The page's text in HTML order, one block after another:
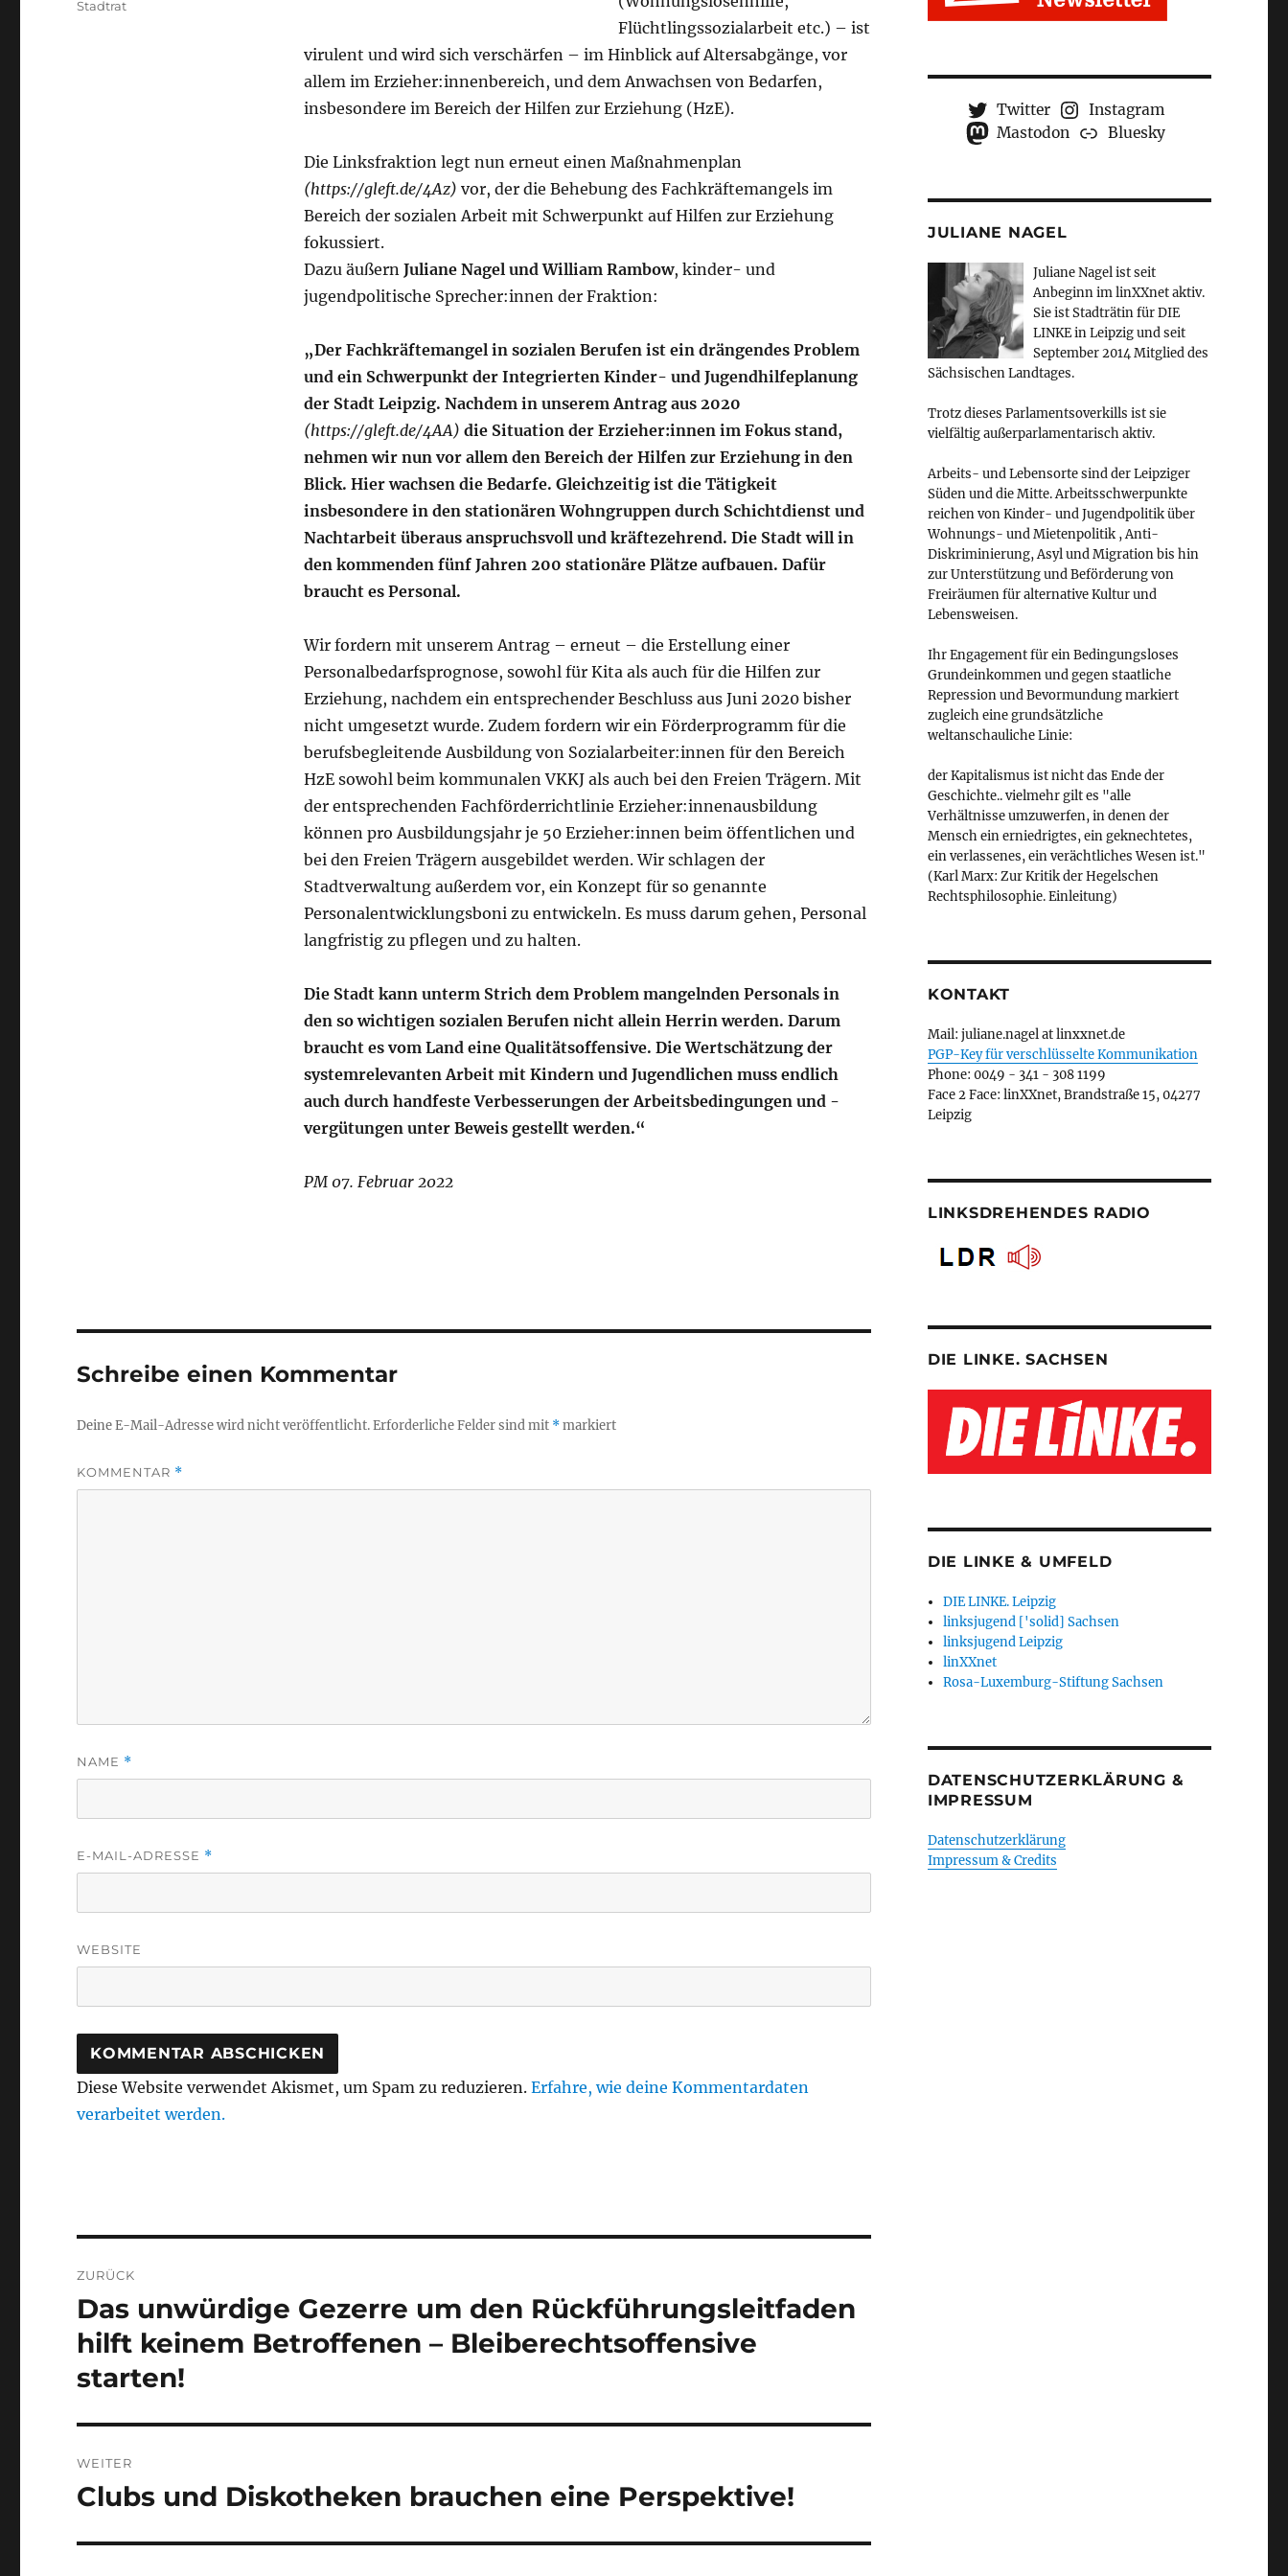
Flüchtlingssozialarbeit etc.) – ist
virulent und wird sich verschärfen – im Hinblick auf Altersabgänge, vor
allem im Erzieher:innenbereich, und dem Anwachsen von Bedarfen,
insbesondere im Bereich der Hilfen zur Erziehung (HzE).
Die Linksfraktion legt nun erneut einen Maßnahmenplan
(https://gleft.de/4Az) vor, der die Behebung des Fachkräftemangels im
Bereich der sozialen Arbeit mit Schwerpunkt auf Hilfen zur Erziehung
fokussiert.
Dazu äußern Juliane Nagel und William Rambow, kinder- und
jugendpolitische Sprecher:innen der Fraktion:
„Der Fachkräftemangel in sozialen Berufen ist ein drängendes Problem
und ein Schwerpunkt der Integrierten Kinder- und Jugendhilfeplanung
der Stadt Leipzig. Nachdem in unserem Antrag aus 2020
(https://gleft.de/4AA) die Situation der Erzieher:innen im Fokus stand,
nehmen wir nun vor allem den Bereich der Hilfen zur Erziehung in den
Blick. Hier wachsen die Bedarfe. Gleichzeitig ist die Tätigkeit
insbesondere in den stationären Wohngruppen durch Schichtdienst und
Nachtarbeit überaus anspruchsvoll und kräftezehrend. Die Stadt will in
den kommenden fünf Jahren 200 stationäre Plätze aufbauen. Dafür
braucht es Personal.
Wir fordern mit unserem Antrag – erneut – die Erstellung einer
Personalbedarfsprognose, sowohl für Kita als auch für die Hilfen zur
Erziehung, nachdem ein entsprechender Beschluss aus Juni 2020 bisher
nicht umgesetzt wurde. Zudem fordern wir ein Förderprogramm für die
berufsbegleitende Ausbildung von Sozialarbeiter:innen für den Bereich
HzE sowohl beim kommunalen VKKJ als auch bei den Freien Trägern. Mit
der entsprechenden Fachförderrichtlinie Erzieher:innenausbildung
können pro Ausbildungsjahr je 50 Erzieher:innen beim öffentlichen und
bei den Freien Trägern ausgebildet werden. Wir schlagen der
Stadtverwaltung außerdem vor, ein Konzept für so genannte
Personalentwicklungsboni zu entwickeln. Es muss darum gehen, Personal
langfristig zu pflegen und zu halten.
Die Stadt kann unterm Strich dem Problem mangelnden Personals in
den so wichtigen sozialen Berufen nicht allein Herrin werden. Darum
braucht es vom Land eine Qualitätsoffensive. Die Wertschätzung der
systemrelevanten Arbeit mit Kindern und Jugendlichen muss endlich
auch durch handfeste Verbesserungen der Arbeitsbedingungen und -
vergütungen unter Beweis gestellt werden.“
PM 07. Februar 2022
Stadtrat
Schreibe einen Kommentar
Deine E-Mail-Adresse wird nicht veröffentlicht.Erforderliche Felder sind mit *markiert
KOMMENTAR *
NAME *
E-MAIL-ADRESSE *
WEBSITE
Diese Website verwendet Akismet, um Spam zu reduzieren.Erfahre, wie deine Kommentardaten
verarbeitet werden.
ZURÜCK
Vorheriger
Beitrag:
Das unwürdige Gezerre um den Rückführungsleitfaden
hilft keinem Betroffenen – Bleiberechtsoffensive
starten!
WEITER
Nächster
Clubs und Diskotheken brauchen eine Perspektive!
Twitter
Instagram
Mastodon
Bluesky
JULIANE NAGEL
Juliane Nagel ist seit
Anbeginnim linXXnet aktiv.
Sie ist Stadträtin für DIE
LINKE in Leipzig und seit
September 2014 Mitglied des
Sächsischen Landtages.
Trotz dieses Parlamentsoverkills ist sie
vielfältig außerparlamentarisch aktiv.
Arbeits- und Lebensorte sind der Leipziger
Süden und die Mitte. Arbeitsschwerpunkte
reichen von Kinder- und Jugendpolitik über
Wohnungs- und Mietenpolitik , Anti-
Diskriminierung, Asyl und Migration bis hin
zur Unterstützung und Beförderung von
Freiräumen für alternative Kultur und
Lebensweisen.
Ihr Engagement für ein Bedingungsloses
Grundeinkommen und gegen staatliche
Repression und Bevormundung markiert
zugleich eine grundsätzliche
weltanschauliche Linie:
der Kapitalismus ist nicht das Ende der
Geschichte.. vielmehr gilt es "alle
Verhältnisse umzuwerfen, in denen der
Mensch ein erniedrigtes, ein geknechtetes,
ein verlassenes, ein verächtliches Wesen ist."
(Karl Marx: Zur Kritik der Hegelschen
Rechtsphilosophie. Einleitung)
KONTAKT
Mail: juliane.nagel at linxxnet.de
PGP-Key für verschlüsselte Kommunikation
Phone: 0049 - 341 - 308 1199
Face 2 Face: linXXnet, Brandstraße 15, 04277
Leipzig
LINKSDREHENDES RADIO
DIE LINKE. SACHSEN
DIE LINKE & UMFELD
DIE LINKE. Leipzig
linksjugend ['solid] Sachsen
linksjugend Leipzig
linXXnet
Rosa-Luxemburg-Stiftung Sachsen
DATENSCHUTZERKLÄRUNG &
IMPRESSUM
Datenschutzerklärung
Impressum & Credits